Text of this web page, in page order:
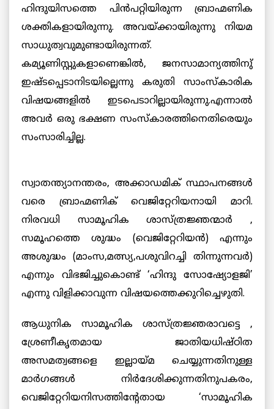
ഹിന്ദുയിസത്തെ പിന്‍പറ്റിയിരുന്ന ബ്രാഹ്മണിക
ശക്തികളായിരുന്നു. അവയ്ക്കായിരുന്നു നിയമ
സാധുത്വവുമുണ്ടായിരുന്നത്.
കമ്യൂണിസ്റ്റുകളാണെങ്കില്‍, ജനസാമാന്യത്തിനു്
ഇഷ്ടപ്പെടാനിടയില്ലെന്നു കരുതി സാംസ്കാരിക
വിഷയങ്ങളില്‍ ഇടപെടാറില്ലായിരുന്നു.എന്നാല്‍
അവര്‍ ഒരു ഭക്ഷണ സംസ്കാരത്തിനെതിരെയും
സംസാരിച്ചില്ല.
സ്വാതന്ത്യാനന്തരം, അക്കാഡമിക് സ്ഥാപനങ്ങള്‍
വരെ ബ്രാഹ്മണിക് വെജിറ്റേറിയനായി മാറി.
നിരവധി സാമൂഹിക ശാസ്ത്രജ്ഞന്മാര്‍ ,
സമൂഹത്തെ ശുദ്ധം (വെജിറ്റേറിയന്‍) എന്നും
അശുദ്ധം (മാംസ,മത്സ്യ,പശുവിറച്ചി തിന്നുന്നവര്‍)
എന്നും വിഭജിച്ചുകൊണ്ട് ‘ഹിന്ദു സോഷ്യോളജി’
എന്നു വിളിക്കാവുന്ന വിഷയത്തെക്കുറിച്ചെഴുതി.
ആധുനിക സാമൂഹിക ശാസ്ത്രജ്ഞരാവട്ടെ ,
ശ്രേണീകൃതമായ ജാതിയധിഷ്ഠിത
അസമത്വങ്ങളെ ഇല്ലായ്മ ചെയ്യുന്നതിനുള്ള
മാര്‍ഗങ്ങള്‍ നിര്‍ദേശിക്കുന്നതിനുപകരം,
വെജിറ്റേറിയനിസത്തിന്റേതായ ‘സാമൂഹിക